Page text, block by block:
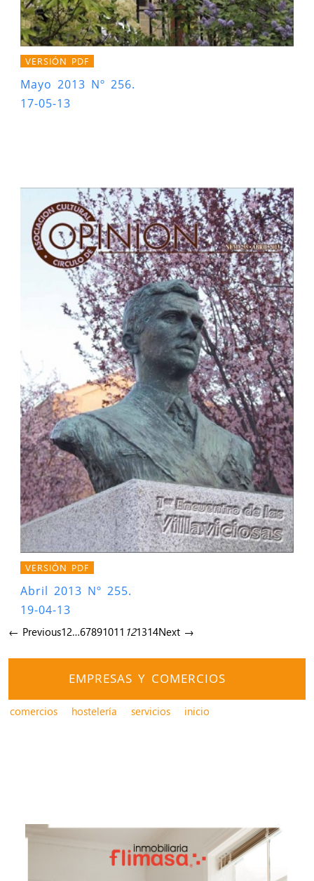
VERSIÓN PDF
Mayo 2013 Nº 256.
17-05-13
VERSIÓN PDF
Abril 2013 Nº 255.
19-04-13
← Previous12…67891011 121314Next →
EMPRESAS Y COMERCIOS
comercios hostelería servicios inicio